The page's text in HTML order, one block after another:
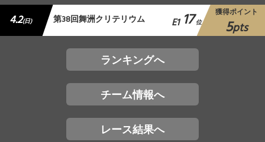
4.2(日) 第38回舞洲クリテリウム E1 17 位
獲得ポイント
5pts
ランキングへ
チーム情報へ
レース結果へ